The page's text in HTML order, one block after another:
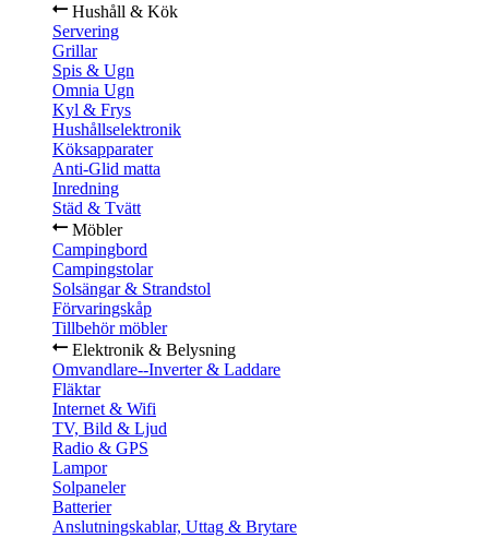
Hushåll & Kök
Servering
Grillar
Spis & Ugn
Omnia Ugn
Kyl & Frys
Hushållselektronik
Köksapparater
Anti-Glid matta
Inredning
Städ & Tvätt
Möbler
Campingbord
Campingstolar
Solsängar & Strandstol
Förvaringskåp
Tillbehör möbler
Elektronik & Belysning
Omvandlare--Inverter & Laddare
Fläktar
Internet & Wifi
TV, Bild & Ljud
Radio & GPS
Lampor
Solpaneler
Batterier
Anslutningskablar, Uttag & Brytare